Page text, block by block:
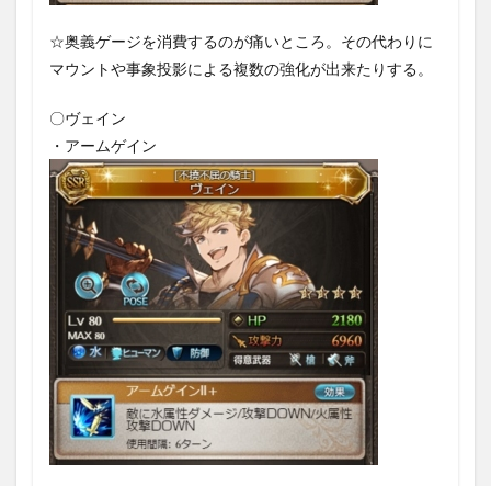
☆奥義ゲージを消費するのが痛いところ。その代わりに
マウントや事象投影による複数の強化が出来たりする。
〇ヴェイン
・アームゲイン